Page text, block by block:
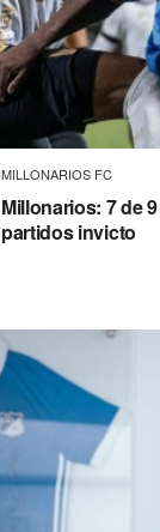
MILLONARIOS FC
Millonarios: 7 de
partidos invicto